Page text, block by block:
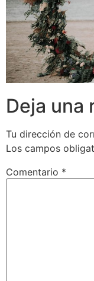
Deja una
Tu dirección de
Los campos
Comentario *